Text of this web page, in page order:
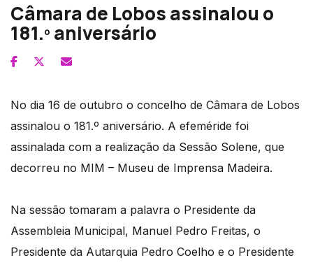
Câmara de Lobos assinalou o
181.º aniversário
No dia 16 de outubro o concelho de Câmara de Lobos
assinalou o 181.º aniversário. A efeméride foi
assinalada com a realização da Sessão Solene, que
decorreu no MIM – Museu de Imprensa Madeira.
Na sessão tomaram a palavra o Presidente da
Assembleia Municipal, Manuel Pedro Freitas, o
Presidente da Autarquia Pedro Coelho e o Presidente